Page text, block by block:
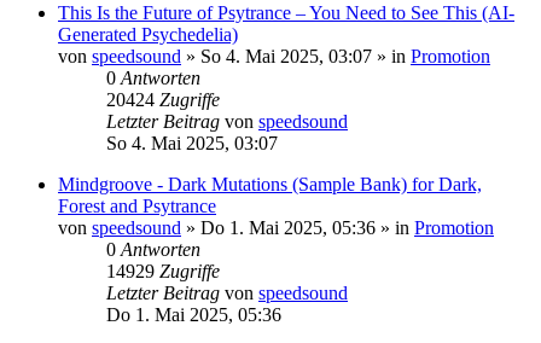
This Is the Future of Psytrance – You Need to See This (AI-
Generated Psychedelia)
von speedsound » So 4. Mai 2025, 03:07 » in Promotion
0 Antworten
20424 Zugriffe
Letzter Beitrag von speedsound
So 4. Mai 2025, 03:07
Mindgroove - Dark Mutations (Sample Bank) for Dark,
Forest and Psytrance
von speedsound » Do 1. Mai 2025, 05:36 » in Promotion
0 Antworten
14929 Zugriffe
Letzter Beitrag von speedsound
Do 1. Mai 2025, 05:36